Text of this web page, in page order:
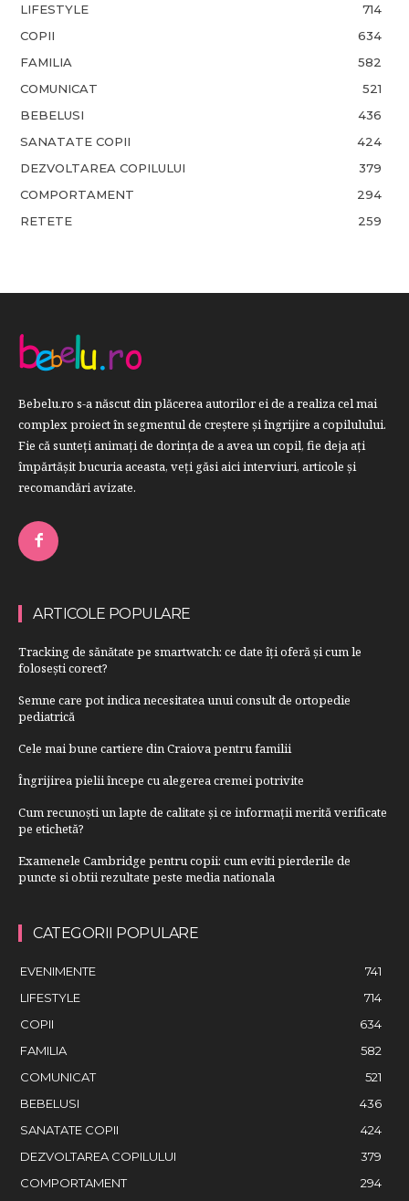
LIFESTYLE
714
COPII
634
FAMILIA
582
COMUNICAT
521
BEBELUSI
436
SANATATE COPII
424
DEZVOLTAREA COPILULUI
379
COMPORTAMENT
294
RETETE
259
Bebelu.ro s-a născut din plăcerea autorilor ei de a realiza cel mai
complex proiect în segmentul de creştere şi îngrijire a copilulului.
Fie că sunteţi animaţi de dorinţa de a avea un copil, fie deja aţi
împărtăşit bucuria aceasta, veți găsi aici interviuri, articole şi
recomandări avizate.
ARTICOLE POPULARE
Tracking de sănătate pe smartwatch: ce date îți oferă și cum le
folosești corect?
Semne care pot indica necesitatea unui consult de ortopedie
pediatrică
Cele mai bune cartiere din Craiova pentru familii
Îngrijirea pielii începe cu alegerea cremei potrivite
Cum recunoști un lapte de calitate și ce informații merită verificate
pe etichetă?
Examenele Cambridge pentru copii: cum eviti pierderile de
puncte si obtii rezultate peste media nationala
CATEGORII POPULARE
EVENIMENTE
741
LIFESTYLE
714
COPII
634
FAMILIA
582
COMUNICAT
521
BEBELUSI
436
SANATATE COPII
424
DEZVOLTAREA COPILULUI
379
COMPORTAMENT
294